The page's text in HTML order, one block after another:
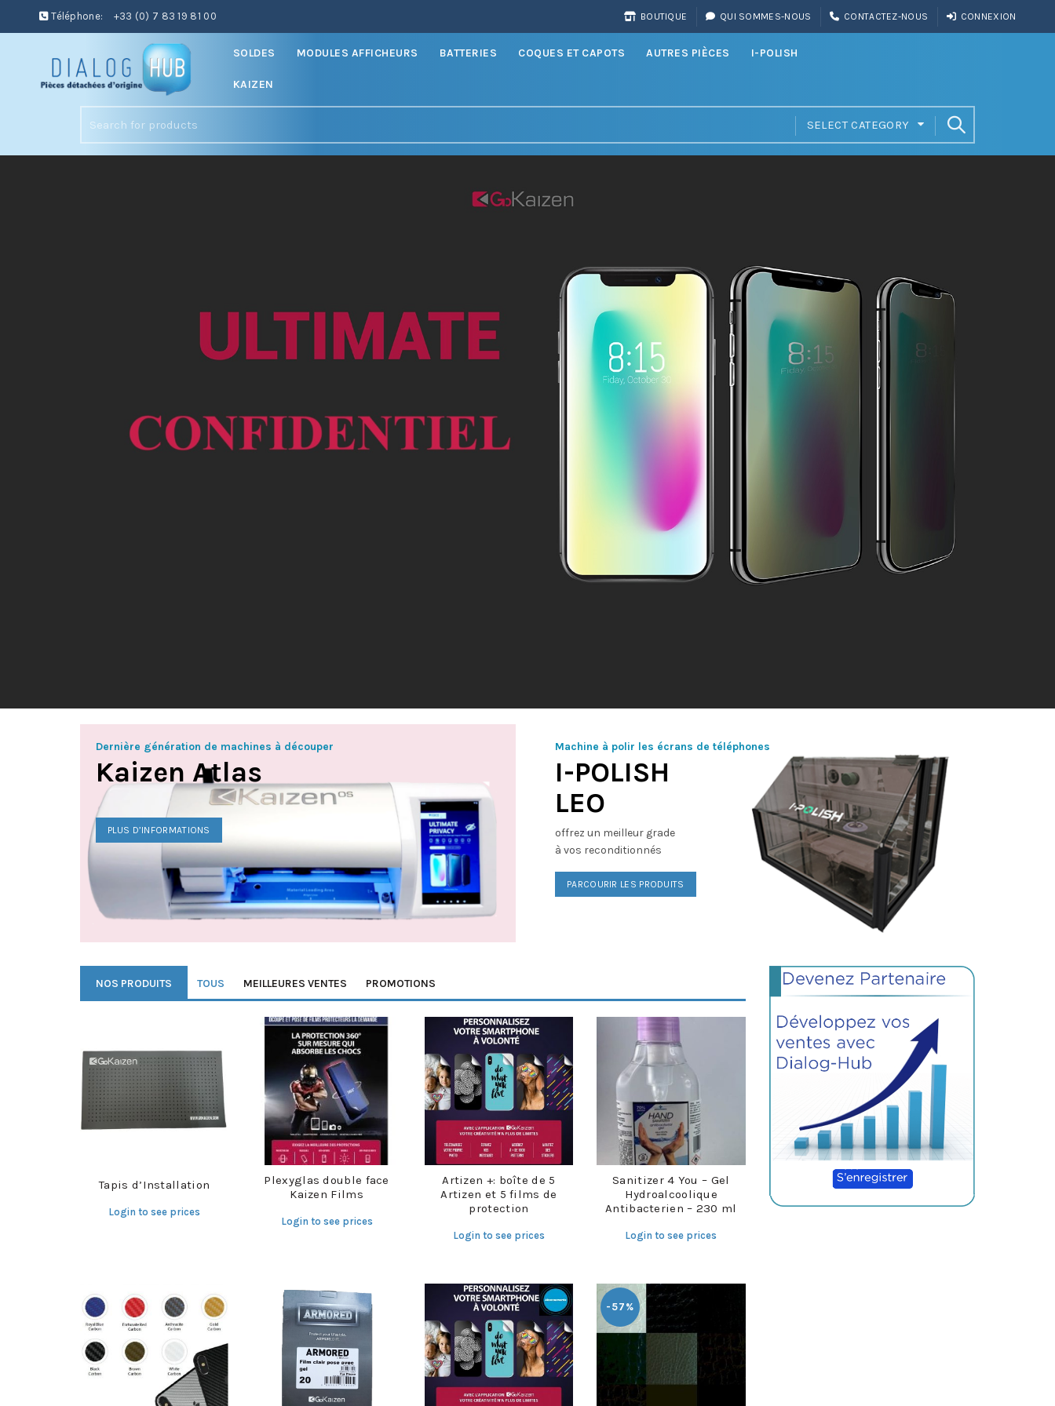
Téléphone: +33 (0) 7 83 19 81 00 BOUTIQUE QUI SOMMES-NOUS CONTACTEZ-NOUS CONNEXION
SOLDES MODULES AFFICHEURS BATTERIES COQUES ET CAPOTS AUTRES PIÈCES I-POLISH
KAIZEN
for:
SELECT CATEGORY
Dernière génération de machines à découper
Kaizen Atlas
PLUS D’INFORMATIONS
Machine à polir les écrans de téléphones
I-POLISH
LEO
offrez un meilleur grade
à vos reconditionnés
PARCOURIR LES PRODUITS
NOS PRODUITS TOUS MEILLEURES VENTES PROMOTIONS
Tapis d’Installation
Login to see prices
Plexyglas double face
Kaizen Films
Login to see prices
Artizen +: boîte de 5
Artizen et 5 films de
protection
Login to see prices
Sanitizer 4 You – Gel
Hydroalcoolique
Antibacterien – 230 ml
Login to see prices
-57%